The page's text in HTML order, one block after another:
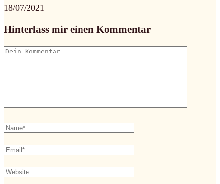
18/07/2021
Hinterlass mir einen Kommentar